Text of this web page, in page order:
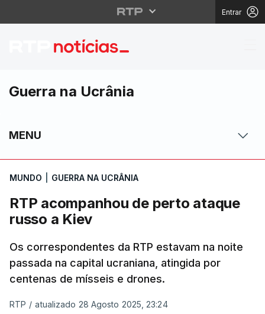
Entrar
RTP acompanhou de
Guerra na Ucrânia
MENU
MUNDO GUERRA NA UCRÂNIA
RTP acompanhou de perto ataque
russo a Kiev
Os correspondentes da RTP estavam na noite
passada na capital ucraniana, atingida por
centenas de mísseis e drones.
RTP / atualizado 28 Agosto 2025, 23:24